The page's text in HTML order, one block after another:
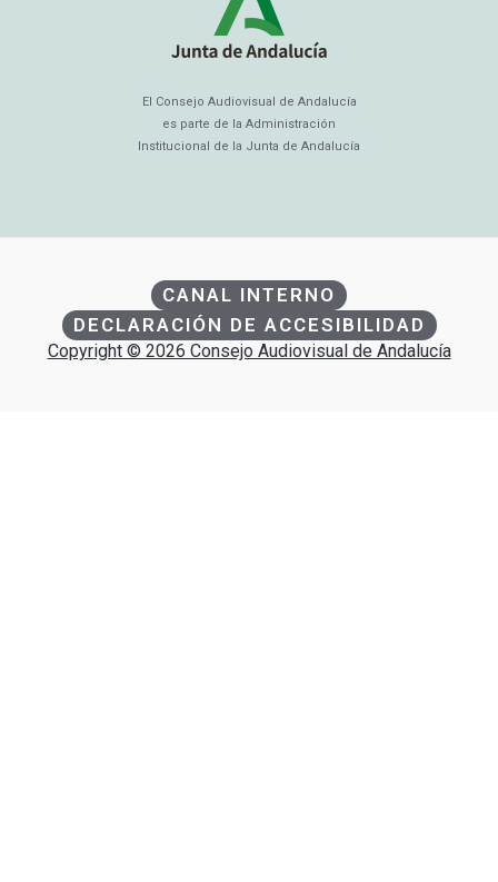
El Consejo Audiovisual de Andalucía
es parte de la Administración
Institucional de la Junta de Andalucía
CANAL INTERNO
DECLARACIÓN DE ACCESIBILIDAD
Copyright © 2026 Consejo Audiovisual de Andalucía